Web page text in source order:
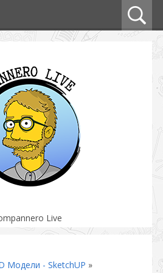
Live
Модели - SketchUP »